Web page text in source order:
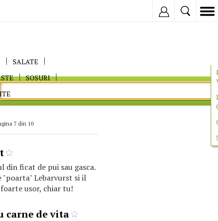
SALATE
SOSURI
7 din 10
din ficat de pui sau gasca.
"poarta" Lebarvurst si il
usor, chiar tu!
carne de vita